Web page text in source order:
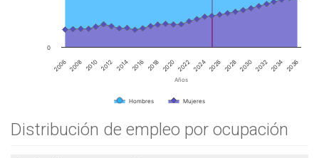
Años
Hombres Mujeres
2006 2008 2010 2012 2014 2016 2018 2020 2022 2024 2026 2028 2030 2032 2034 2036
0
Distribución de empleo por ocupación